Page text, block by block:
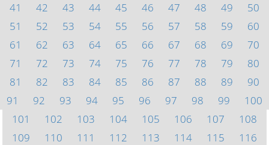
41
42 43 44 45 46 47 48 49
50
51
52 53 54 55 56 57 58 59
60
61
62 63 64 65 66 67 68 69
70
71
72 73 74 75 76 77 78 79
80
81
82 83 84 85 86 87 88 89
90
91
92 93 94 95 96 97 98 99
100
101
102 103 104 105 106 107
108
109
110 111 112 113 114 115
116